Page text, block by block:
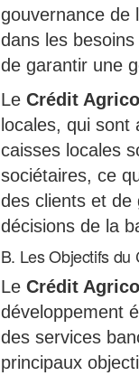
gouvernance de
dans les
de garantir une
Le Crédit
locales, qui sont
caisses locales
sociétaires, ce
des clients et de
décisions de la
B. Les Objectifs du
Le Crédit
développement
des services
principaux